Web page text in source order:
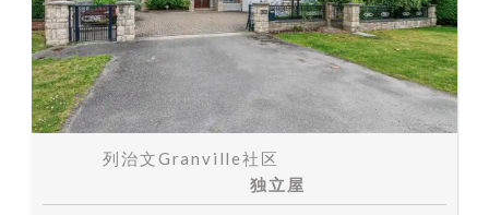
列治文Granville社区
独立屋